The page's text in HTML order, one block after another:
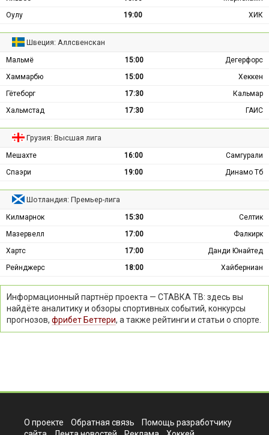
Оулу
19:00 ХИК
Швеция: Аллсвенскан
Мальмё 15:00
Дегерфорс
Хаммарбю
15:00
Хеккен
Гётеборг
17:30
Кальмар
Хальмстад
17:30 ГАИС
Грузия: Высшая лига
Мешахте 16:00
Самгурали
Спаэри
19:00 Динамо Тб
Шотландия: Премьер-лига
Килмарнок 15:30
Селтик
Мазервелл
17:00
Фалкирк
Хартс
17:00
Данди Юнайтед
Рейнджерс
18:00 Хайберниан
Информационный партнёр проекта — СТАВКА ТВ: здесь вы
найдёте аналитику и обзоры спортивных событий, конкурсы
прогнозов, фрибет Беттери, а также рейтинги и статьи о спорте.
О проекте Обратная связь
Помощь разработчику